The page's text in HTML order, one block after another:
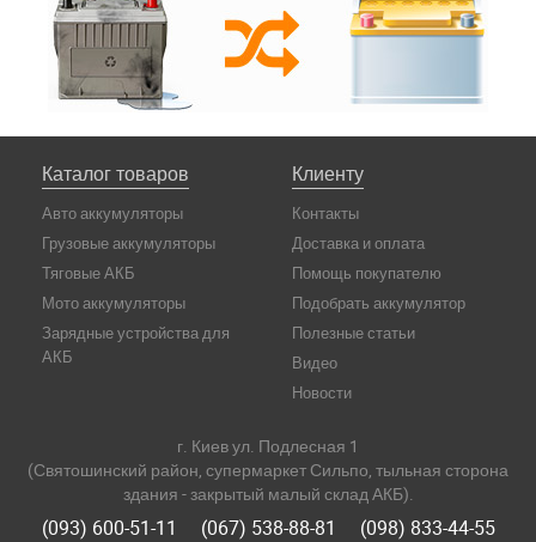
Каталог товаров
Авто аккумуляторы
Грузовые аккумуляторы
Тяговые АКБ
Мото аккумуляторы
Зарядные устройства для
АКБ
Клиенту
Контакты
Доставка и оплата
Помощь покупателю
Подобрать аккумулятор
Полезные статьи
Видео
Новости
г. Киев ул. Подлесная 1
(Святошинский район, супермаркет Сильпо, тыльная сторона
здания - закрытый малый склад АКБ).
(093) 600-51-11 (067) 538-88-81 (098) 833-44-55